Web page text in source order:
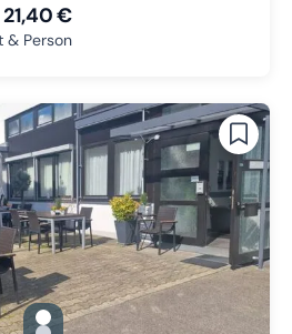
21,40 €
& Person
gallery.slide_selector